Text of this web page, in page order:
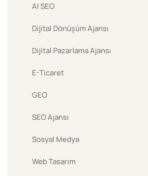
AI SEO
Dijital Dönüşüm Ajansı
Dijital Pazarlama Ajansı
E-Ticaret
GEO
SEO Ajansı
Sosyal Medya
Web Tasarım